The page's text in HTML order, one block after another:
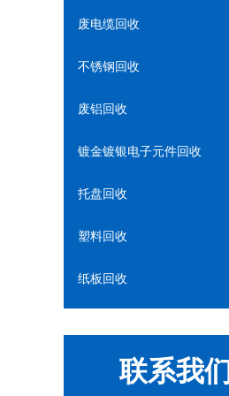
废电缆回收
不锈钢回收
废铝回收
镀金镀银电子元件回收
托盘回收
塑料回收
纸板回收
联系我们